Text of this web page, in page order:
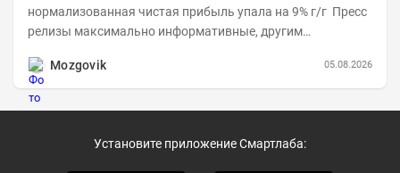
нормализованная чистая прибыль упала на 9% г/г Пресс
релизы максимально информативные, другим
Mozgovik
05.08.2026
Установите приложение Смартлаба: